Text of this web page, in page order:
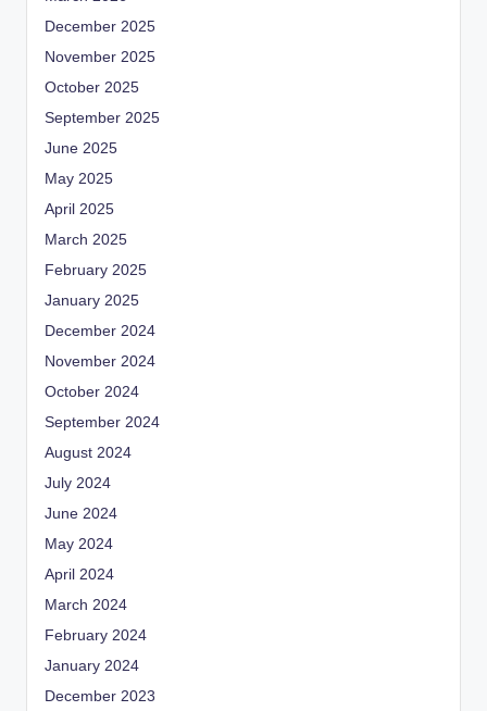
December 2025
November 2025
October 2025
September 2025
June 2025
May 2025
April 2025
March 2025
February 2025
January 2025
December 2024
November 2024
October 2024
September 2024
August 2024
July 2024
June 2024
May 2024
April 2024
March 2024
February 2024
January 2024
December 2023